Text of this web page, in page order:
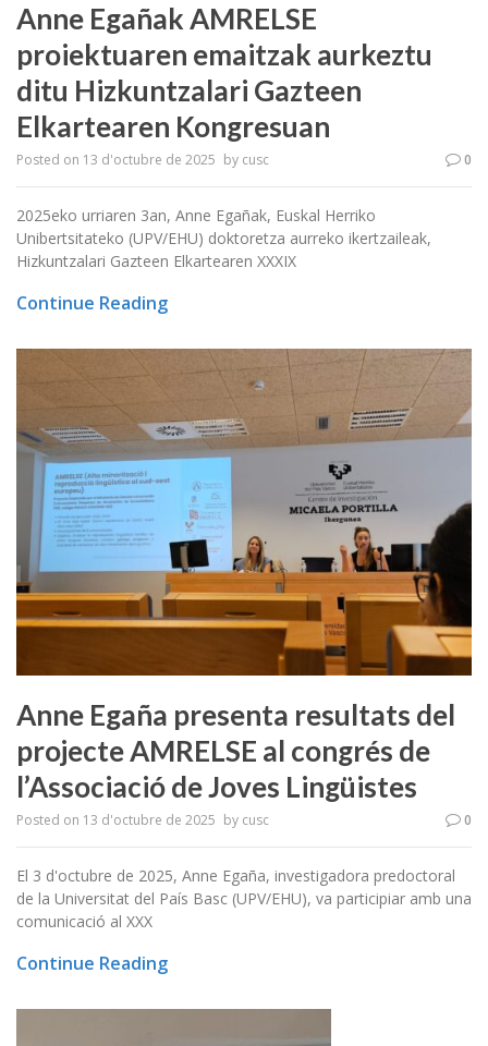
Anne Egañak AMRELSE
proiektuaren emaitzak aurkeztu
ditu Hizkuntzalari Gazteen
Elkartearen Kongresuan
Posted on 13 d'octubre de 2025 by cusc 0
2025eko urriaren 3an, Anne Egañak, Euskal Herriko
Unibertsitateko (UPV/EHU) doktoretza aurreko ikertzaileak,
Hizkuntzalari Gazteen Elkartearen XXXIX
Continue Reading
Anne Egaña presenta resultats del
projecte AMRELSE al congrés de
l’Associació de Joves Lingüistes
Posted on 13 d'octubre de 2025 by cusc 0
El 3 d'octubre de 2025, Anne Egaña, investigadora predoctoral
de la Universitat del País Basc (UPV/EHU), va participiar amb una
comunicació al XXX
Continue Reading